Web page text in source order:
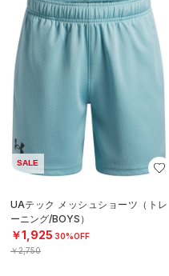
SALE
UAテック メッシュショーツ（トレ
ーニング/BOYS）
￥1,925 30%OFF
￥2,750